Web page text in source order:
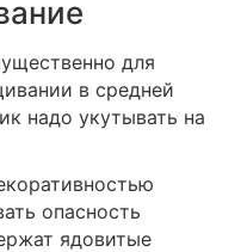
для
в средней
надо укутывать на
опасность
ядовитые